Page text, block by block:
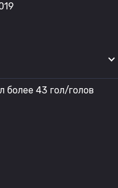
более 43 гол/голов